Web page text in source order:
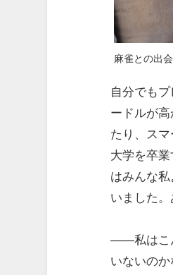
麻雀との出
自分でも
ードルが
たり、ス
大学を卒
はみんな
いました。
――私はこ
いないの